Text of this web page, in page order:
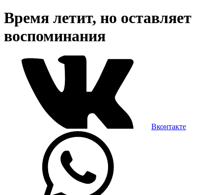
Время летит, но оставляет
воспоминания
Вконтакте